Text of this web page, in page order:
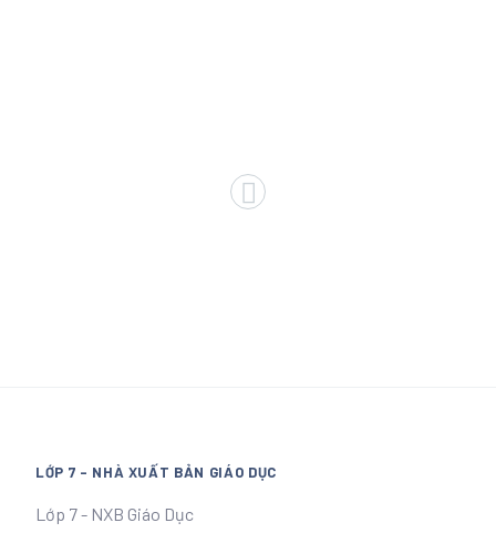
LỚP 7 - NHÀ XUẤT BẢN GIÁO DỤC
Lớp 7 - NXB Giáo Dục